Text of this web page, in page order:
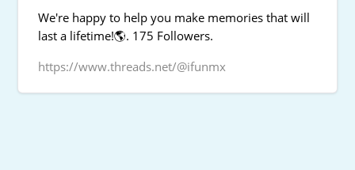
We're happy to help you make memories that will
last a lifetime!🌎. 175 Followers.
https://www.threads.net/@ifunmx